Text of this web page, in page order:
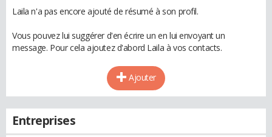
Laila n'a pas encore ajouté de résumé à son profil.
Vous pouvez lui suggérer d'en écrire un en lui envoyant un
message. Pour cela ajoutez d'abord Laila à vos contacts.
Ajouter
Entreprises